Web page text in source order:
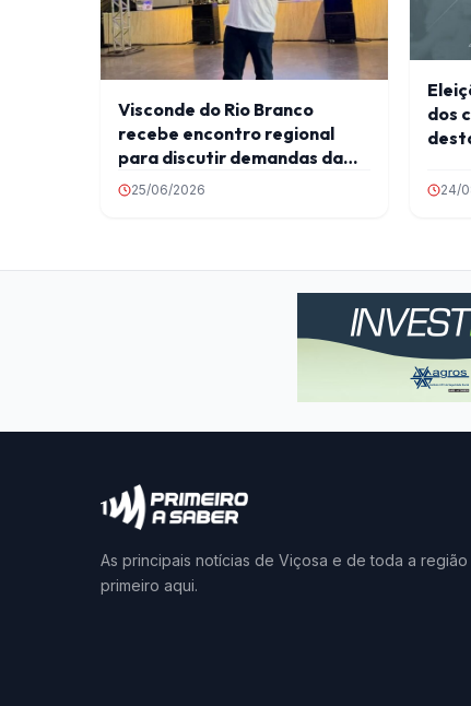
Visconde do Rio Branco
recebe encontro regional
para discutir demandas da
Zona da Mata
25/06/2026
dos
24/
As principais notícias de Viçosa e de toda a
primeiro aqui.